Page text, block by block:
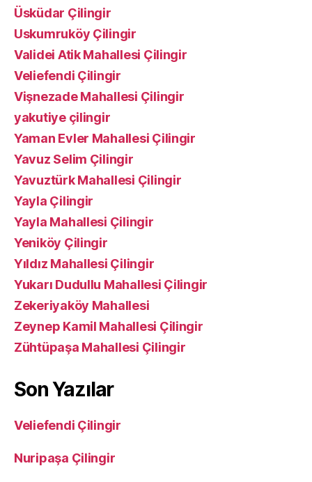
Üsküdar Çilingir
Uskumruköy Çilingir
Validei Atik Mahallesi Çilingir
Veliefendi Çilingir
Vişnezade Mahallesi Çilingir
yakutiye çilingir
Yaman Evler Mahallesi Çilingir
Yavuz Selim Çilingir
Yavuztürk Mahallesi Çilingir
Yayla Çilingir
Yayla Mahallesi Çilingir
Yeniköy Çilingir
Yıldız Mahallesi Çilingir
Yukarı Dudullu Mahallesi Çilingir
Zekeriyaköy Mahallesi
Zeynep Kamil Mahallesi Çilingir
Zühtüpaşa Mahallesi Çilingir
Son Yazılar
Veliefendi Çilingir
Nuripaşa Çilingir